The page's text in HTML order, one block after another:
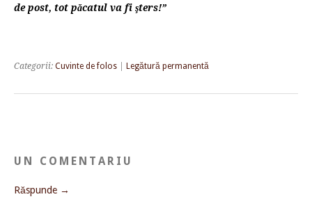
de post, tot păcatul va fi şters!”
Categorii: Cuvinte de folos Legătură permanentă
UN COMENTARIU
Răspunde →